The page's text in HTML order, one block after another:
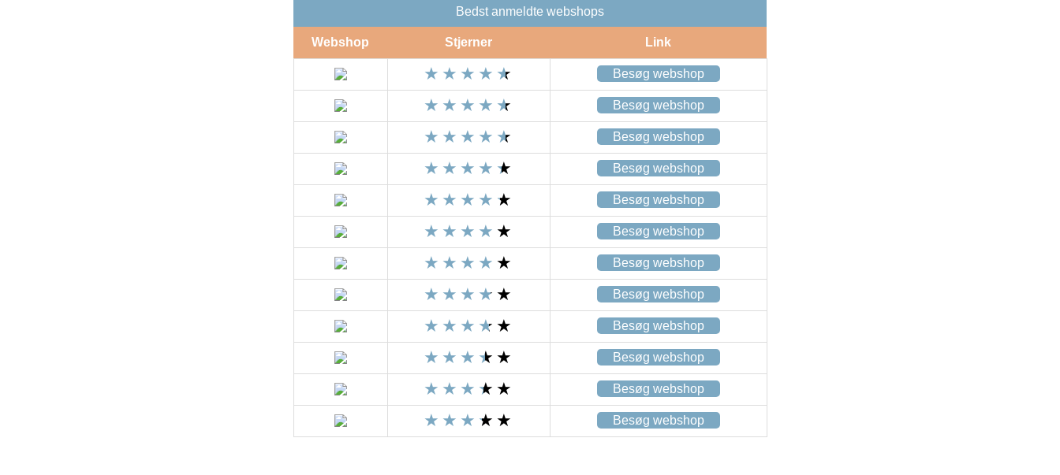
Bedst anmeldte webshops
Webshop Stjerner Link
Besøg webshop
Besøg webshop
Besøg webshop
Besøg webshop
Besøg webshop
Besøg webshop
Besøg webshop
Besøg webshop
Besøg webshop
Besøg webshop
Besøg webshop
Besøg webshop